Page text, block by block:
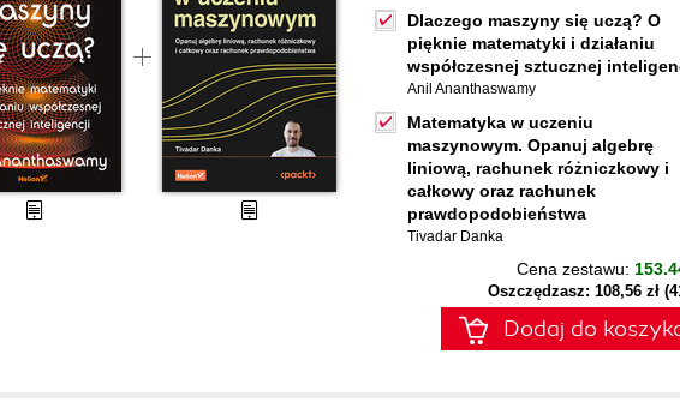
Dlaczego maszyny się uczą? O
pięknie matematyki i działaniu
współczesnej sztucznej
Anil Ananthaswamy
Matematyka w uczeniu
maszynowym. Opanuj algebrę
liniową, rachunek różniczkowy i
całkowy oraz rachunek
prawdopodobieństwa
Tivadar Danka
Cena zestawu:
Oszczędzasz: 108,56 zł
Dodaj do